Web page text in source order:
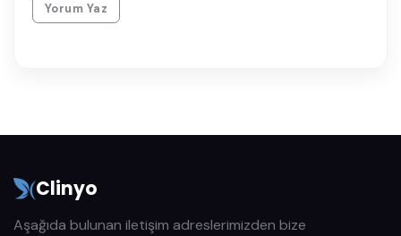
Yorum Yaz
Clinyo
Aşağıda bulunan iletişim adreslerimizden bize